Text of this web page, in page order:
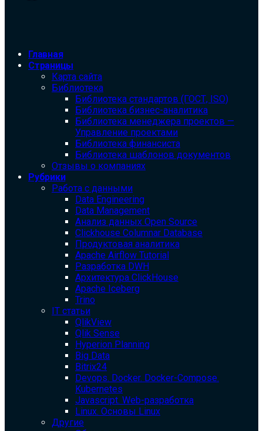
Главная
Страницы
Карта сайта
Библиотека
Библиотека cтандартов (ГОСТ, ISO)
Библиотека бизнес-аналитика
Библиотека менеджера проектов —
Управление проектами
Библиотека финансиста
Библиотека шаблонов документов
Отзывы о компаниях
Рубрики
Работа с данными
Data Engineering
Data Management
Анализ данных Open Source
Clickhouse Columnar Database
Продуктовая аналитика
Apache Airflow Tutorial
Разработка DWH
Архитектура ClickHouse
Apache Iceberg
Trino
IT статьи
QlikView
Qlik Sense
Hyperion Planning
Big Data
Bitrix24
Devops. Docker. Docker-Compose.
Kubernetes
Javascript. Web-разработка
Linux. Основы Linux
Другие